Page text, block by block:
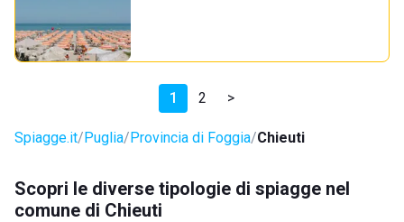
1 2 >
Spiagge.it Puglia Provincia di Foggia Chieuti
Scopri le diverse tipologie di spiagge nel
comune di Chieuti